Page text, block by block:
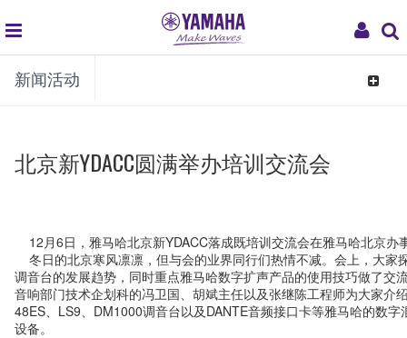
My
global
navigation
新闻活动
Toggle
北京新YDACC圆满举办培训交流会
12月6日，雅马哈北京新YDACC落成既培训交流会在雅马哈北京办
冬日的北京寒风凛凛，但与会的业界同行们热情不减。会上，大家
调音台的发展趋势，同时重点雅马哈数字扩声产品的使用技巧做了交
音响部门技术企划科的冯卫国、胡斌主任以及张继陈工程师为大家介
48ES、LS9、DM1000调音台以及DANTE音频接口卡等雅马哈的数字
设备。